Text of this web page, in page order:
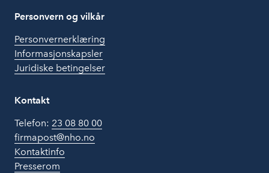
Personvern og vilkår
Personvernerklæring
Informasjonskapsler
Juridiske betingelser
Kontakt
Telefon: 23 08 80 00
firmapost@nho.no
Kontaktinfo
Presserom